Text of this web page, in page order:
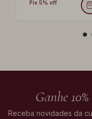
Pix 5% off
Ganhe
Receba novidades da